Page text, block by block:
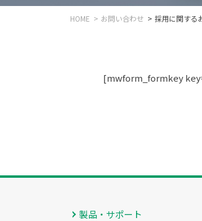
HOME お問い合わせ 採用に関する
[mwform_formkey
製品・サポート